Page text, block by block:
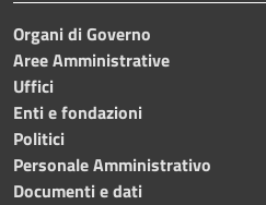
Organi di Governo
Aree Amministrative
Uffici
Enti e fondazioni
Politici
Personale Amministrativo
Documenti e dati